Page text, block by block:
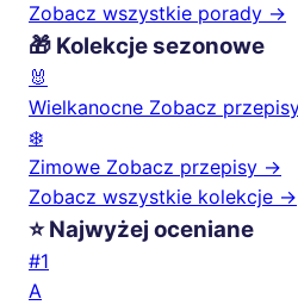
Zobacz wszystkie porady →
🎁 Kolekcje sezonowe
🐰
Wielkanocne Zobacz
❄️
Zimowe Zobacz przepisy →
Zobacz wszystkie kolekcje →
⭐ Najwyżej oceniane
#1
A